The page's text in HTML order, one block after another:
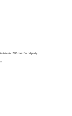
ok. 300 metrów od plaży.